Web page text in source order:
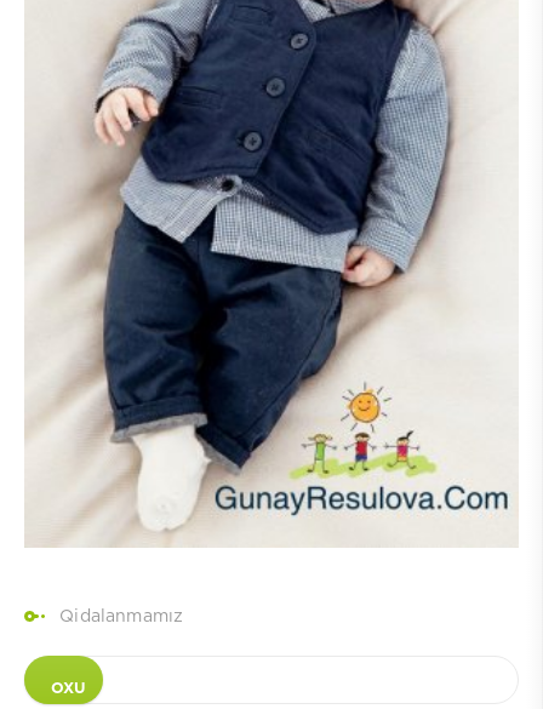
Qidalanmamız
OXU